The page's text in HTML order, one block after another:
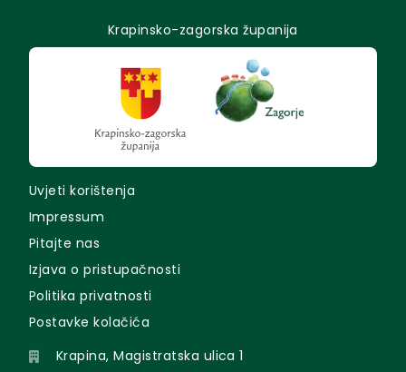
Krapinsko-zagorska županija
Uvjeti korištenja
Impressum
Pitajte nas
Izjava o pristupačnosti
Politika privatnosti
Postavke kolačića
Krapina, Magistratska ulica 1